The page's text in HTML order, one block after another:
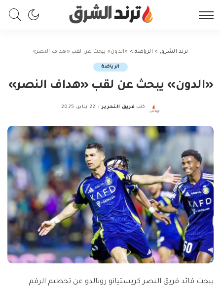
ترند الشرق > الرياضة> «الدون» يبحث عن لقب «هداف النصر»
الرياضة
«الدون» يبحث عن لقب «هداف النصر»
Posted
كتب فريق التحرير 22 يناير، 2025
يبحث قائد فريق النصر كريستيانو رونالدو عن تحطيم الرقم